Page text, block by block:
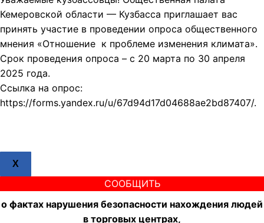
Кемеровской области — Кузбасса приглашает вас
принять участие в проведении опроса общественного
мнения «Отношение к проблеме изменения климата».
Срок проведения опроса – с 20 марта по 30 апреля
2025 года.
Ссылка на опрос:
https://forms.yandex.ru/u/67d94d17d04688ae2bd87407/.
X
СООБЩИТЬ
о фактах нарушения безопасности нахождения людей
в торговых центрах,